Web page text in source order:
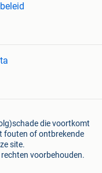
die voortkomt
fouten of ontbrekende
site.
voorbehouden.